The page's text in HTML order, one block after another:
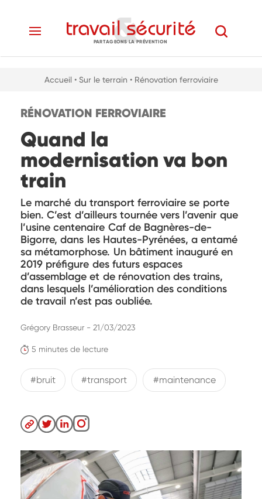
PARTAGEONS LA PRÉVENTION
Accueil • Sur le terrain • Rénovation ferroviaire
RÉNOVATION FERROVIAIRE
Quand la
modernisation va bon
train
Le marché du transport ferroviaire se porte
bien. C’est d’ailleurs tournée vers l’avenir que
l’usine centenaire Caf de Bagnères-de-
Bigorre, dans les Hautes-Pyrénées, a entamé
sa métamorphose. Un bâtiment inauguré en
2019 préfigure des futurs espaces
d’assemblage et de rénovation des trains,
dans lesquels l’amélioration des conditions
de travail n’est pas oubliée.
5 minutes de lecture
Grégory Brasseur - 21/03/2023
#bruit #transport #maintenance